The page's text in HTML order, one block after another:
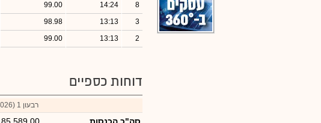
8
14:24
99.00
3
13:13
98.98
2
13:13
99.00
דוחות כספיים
רבעון 1 (2026)